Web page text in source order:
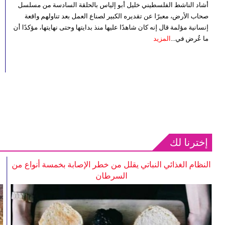
أشاد الناشط الفلسطيني خليل أبو إلياس بالحلقة السادسة من مسلسل
صحاب الأرض، معبرًا عن تقديره الكبير لصناع العمل بعد تناولهم واقعة
إنسانية مؤلمة قال إنه كان شاهدًا عليها منذ بدايتها وحتى نهايتها، مؤكدًا أن
ما عُرض في... المزيد
إخترنا لك
النظام الغذائي النباتي يقلل من خطر الإصابة بخمسة أنواع من
السرطان